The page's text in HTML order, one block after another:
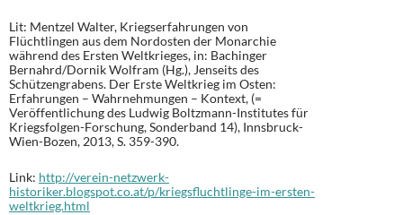
Lit: Mentzel Walter, Kriegserfahrungen von
Flüchtlingen aus dem Nordosten der Monarchie
während des Ersten Weltkrieges, in: Bachinger
Bernahrd/Dornik Wolfram (Hg.), Jenseits des
Schützengrabens. Der Erste Weltkrieg im Osten:
Erfahrungen – Wahrnehmungen – Kontext, (=
Veröffentlichung des Ludwig Boltzmann-Institutes für
Kriegsfolgen-Forschung, Sonderband 14), Innsbruck-
Wien-Bozen, 2013, S. 359-390.
Link: http://verein-netzwerk-
historiker.blogspot.co.at/p/kriegsfluchtlinge-im-ersten-
weltkrieg.html